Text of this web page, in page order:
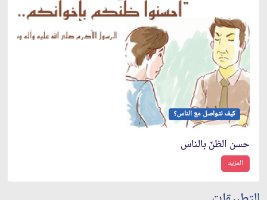
كيف نتواصل مع الناس؟
حسن الظنّ بالناس
المزيد